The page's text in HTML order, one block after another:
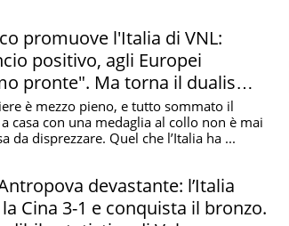
promuove l'Italia di VNL:
positivo, agli Europei
pronte". Ma torna il dualismo
Egonu
è mezzo pieno, e tutto sommato il
casa con una medaglia al collo non è mai
da disprezzare. Quel che l’Italia ha ...
devastante: l’Italia
Cina 3-1 e conquista il bronzo.